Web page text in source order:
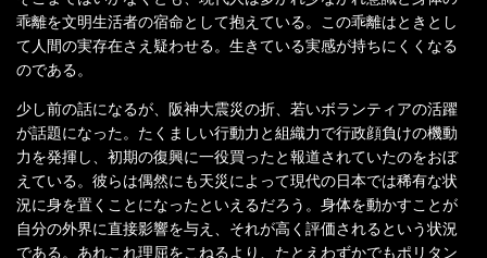
乖離を文明生活者の宿命として抱えている。この乖離はときとし
て人間の実存在さえ疑わせる。生きている実感が持ちにくくなる
のである。
少し前の話になるが、阪神大震災の折、若いボランティアの活躍
が話題になった。たくましい行動力と組織力で行政顔負けの機動
力を発揮し、初期の復興に一役買ったと報道されていたのをおぼ
えている。彼らは偶然にも天災によって現代の日本では稀有な状
況に身を置くことになったといえるだろう。身体を動かすことが
自分の外界に直接影響を与え、それが高く評価されるという状況
である。あれこれ理屈をこねるより、たとえわずかでもポリタン